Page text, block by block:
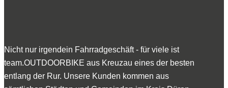
Nicht nur irgendein Fahrradgeschäft - für viele ist
team.OUTDOORBIKE aus Kreuzau eines der besten
entlang der Rur. Unsere Kunden kommen aus